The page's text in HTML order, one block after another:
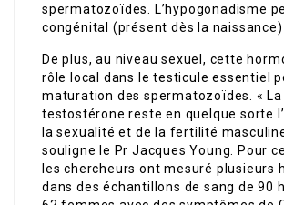
spermatozoïdes. L’hypogonadisme
congénital (présent dès la naissance)
De plus, au niveau sexuel, cette
rôle local dans le testicule essentiel
maturation des spermatozoïdes. « La
testostérone reste en quelque sorte
la sexualité et de la fertilité
souligne le Pr Jacques Young. Pour
les chercheurs ont mesuré plusieurs
dans des échantillons de sang de 90